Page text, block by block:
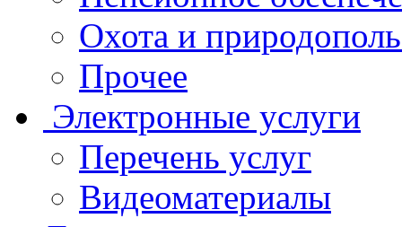
Охота и
Прочее
Электронные услуги
Перечень услуг
Видеоматериалы